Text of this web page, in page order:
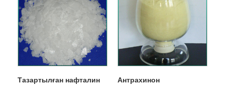
Тазартылған нафталин Антрахинон